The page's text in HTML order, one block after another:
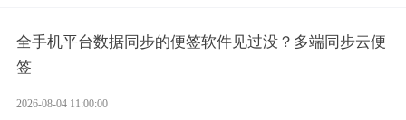
全手机平台数据同步的便签软件见过没？多端同步云便
签
2026-08-04 11:00:00